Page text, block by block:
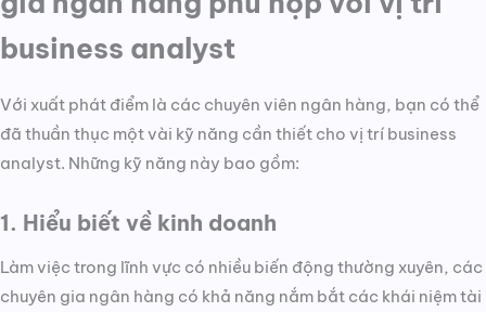
business analyst
Với xuất phát điểm là các chuyên viên ngân hàng, bạn có thể
đã thuần thục một vài kỹ năng cần thiết cho vị trí business
analyst. Những kỹ năng này bao gồm:
1. Hiểu biết về kinh doanh
Làm việc trong lĩnh vực có nhiều biến động thường xuyên, các
chuyên gia ngân hàng có khả năng nắm bắt các khái niệm tài